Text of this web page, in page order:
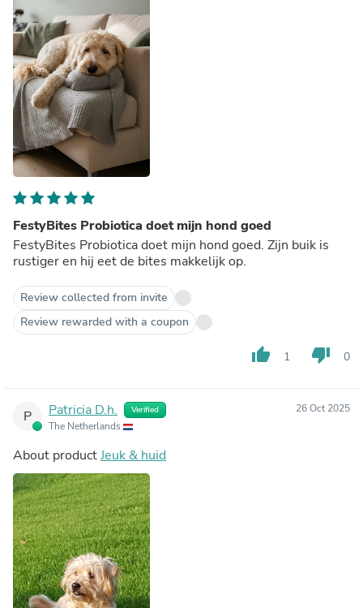
FestyBites Probiotica doet mijn hond goed
FestyBites Probiotica doet mijn hond goed. Zijn buik is
rustiger en hij eet de bites makkelijk op.
Review collected from invite
Review rewarded with a coupon
thumb_up 1 thumb_down 0
P Patricia D.h. Verified
The Netherlands
26 Oct 2025
About productJeuk & huid